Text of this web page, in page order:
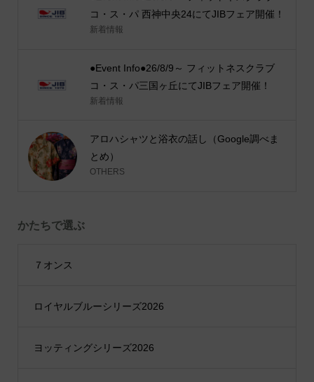
コ・ス・パ 西神中央24にてJIBフェア開催！
新着情報
●Event Info●26/8/9～ フィットネスクラブ
コ・ス・パ三国ヶ丘にてJIBフェア開催！
新着情報
アロハシャツと浴衣の話し（Google調べま
とめ）
OTHERS
かたちで選ぶ
７オンス
ロイヤルブルーシリーズ2026
ヨッティングシリーズ2026